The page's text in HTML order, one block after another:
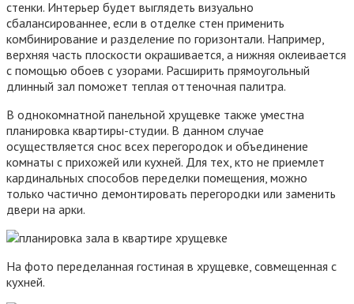
стенки. Интерьер будет выглядеть визуально
сбалансированнее, если в отделке стен применить
комбинирование и разделение по горизонтали. Например,
верхняя часть плоскости окрашивается, а нижняя оклеивается
с помощью обоев с узорами. Расширить прямоугольный
длинный зал поможет теплая оттеночная палитра.
В однокомнатной панельной хрущевке также уместна
планировка квартиры-студии. В данном случае
осуществляется снос всех перегородок и объединение
комнаты с прихожей или кухней. Для тех, кто не приемлет
кардинальных способов переделки помещения, можно
только частично демонтировать перегородки или заменить
двери на арки.
На фото переделанная гостиная в хрущевке, совмещенная с
кухней.